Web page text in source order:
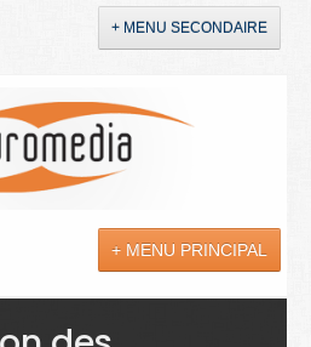
+ MENU SECONDAIRE
+ MENU PRINCIPAL